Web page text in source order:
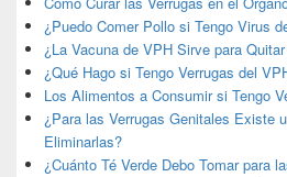
¿Puedo Comer Pollo si Tengo Virus
¿La Vacuna de VPH Sirve para
¿Qué Hago si Tengo Verrugas del
Los Alimentos a Consumir si Tengo
¿Para las Verrugas Genitales Existe
Eliminarlas?
¿Cuánto Té Verde Debo Tomar para